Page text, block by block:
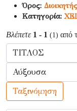
Όρος:
Κατηγορία:
Βλέπετε 1 - 1 (1) από
Ταξινόμηση